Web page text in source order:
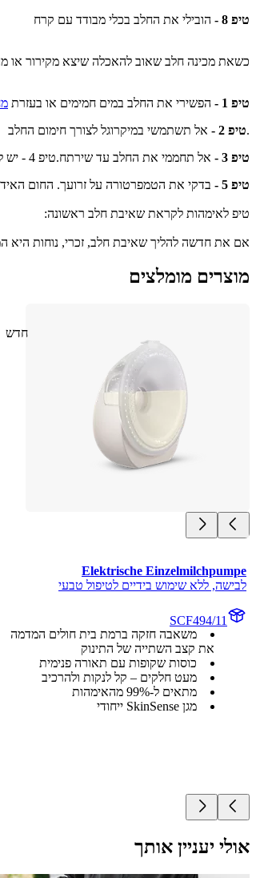
טיפ 8 -
הובילי את החלב בכלי מבודד עם קרח
כשאת מכינה חלב שאוב להאכלה שיצא מקירור או
טיפ 1 - הפשירי את החלב במים חמימים או בעזרת
.טיפ 2 -
אל תשתמשי במיקרוגל לצורך חימום החלב
טיפ 3 -
אל תחממי את החלב עד שירתח.טיפ 4 - יש לנער כדי לערבב את החלב והשומן.
טיפ 5 -
בדקי את הטמפרטורה על זרועך. החום
טיפ לאימהות לקראת שאיבת חלב ראשונה:
אם את חדשה להליך שאיבת חלב, זכרי, נוחות היא
מוצרים מומלצים
חדש
Elektrische Einzelmilchpumpe
לבישה, ללא שימוש בידיים לטיפול טבעי
SCF494/11
משאבה חזקה ברמת בית חולים המדמה
את קצב השתייה של התינוק
כוסות שקופות עם תאורה פנימית
מעט חלקים – קל לנקות ולהרכיב
מתאים ל-99% מהאימהות
מגן SkinSense ייחודי
אולי יעניין אותך